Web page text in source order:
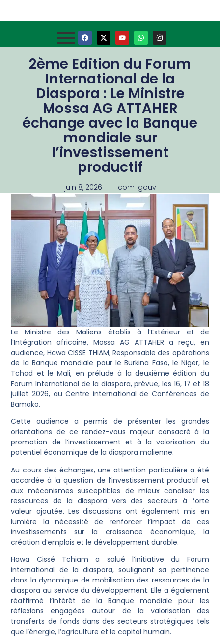
2ème Edition du Forum
International de la
Diaspora : Le Ministre
Mossa AG ATTAHER
échange avec la Banque
mondiale sur
l’investissement
productif
juin 8, 2026 com-gouv
Le Ministre des Maliens établis à l’Extérieur et de
l’Intégration africaine, Mossa AG ATTAHER a reçu, en
audience, Hawa CISSE THIAM, Responsable des opérations
de la Banque mondiale pour le Burkina Faso, le Niger, le
Tchad et le Mali, en prélude à la deuxième édition du
Forum International de la diaspora, prévue, les 16, 17 et 18
juillet 2026, au Centre international de Conférences de
Bamako.
Cette audience a permis de présenter les grandes
orientations de ce rendez-vous majeur consacré à la
promotion de l’investissement et à la valorisation du
potentiel économique de la diaspora malienne.
Au cours des échanges, une attention particulière a été
accordée à la question de l’investissement productif et
aux mécanismes susceptibles de mieux canaliser les
ressources de la diaspora vers des secteurs à forte
valeur ajoutée. Les discussions ont également mis en
lumière la nécessité de renforcer l’impact de ces
investissements sur la croissance économique, la
création d’emplois et le développement durable.
Hawa Cissé Tchiam a salué l’initiative du Forum
international de la diaspora, soulignant sa pertinence
dans la dynamique de mobilisation des ressources de la
diaspora au service du développement. Elle a également
réaffirmé l’intérêt de la Banque mondiale pour les
réflexions engagées autour de la valorisation des
transferts de fonds dans des secteurs stratégiques tels
que l’énergie, l’agriculture et le capital humain.